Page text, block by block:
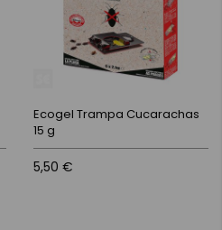
Ecogel Trampa Cucarachas
15 g
5,50 €